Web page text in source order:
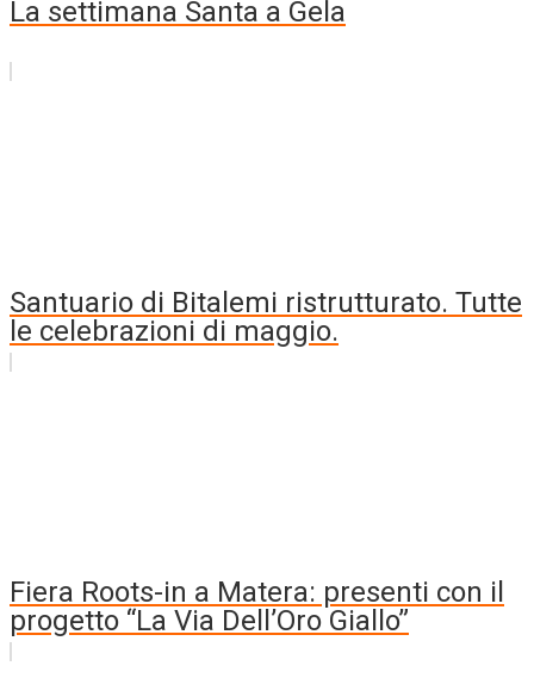
La settimana Santa a Gela
Santuario di Bitalemi ristrutturato. Tutte
le celebrazioni di maggio.
Fiera Roots-in a Matera: presenti con il
progetto “La Via Dell’Oro Giallo”